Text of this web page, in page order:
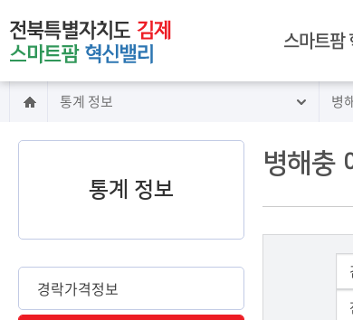
스마트팜
인사말
혁신밸리
혁신밸리 이
시설 안내
임대 안내
교육 안내
빅데이터
찾아오시는
통계 정보 병
통계 정보
경락가격정보
병해충